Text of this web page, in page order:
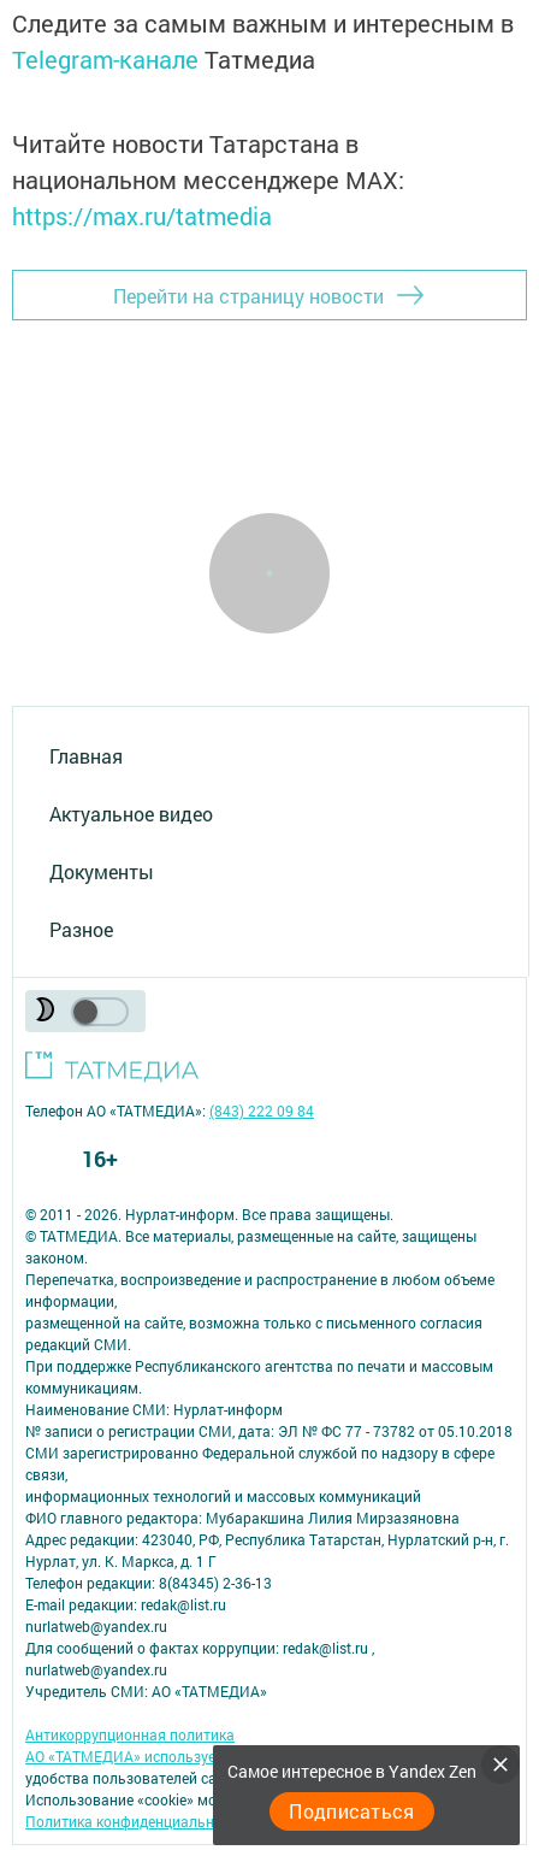
Следите за самым важным и интересным в
Telegram-канале Татмедиа
Читайте новости Татарстана в
национальном мессенджере MАХ:
https://max.ru/tatmedia
Перейти на страницу новости
Главная
Актуальное видео
Документы
Разное
Самое интересное в Yandex Zen
Подписаться
© 2011 - 2026. Нурлат-⁠информ. Все права защищены.
© ТАТМЕДИА. Все материалы, размещенные на сайте, защищены
законом.
Перепечатка, воспроизведение и распространение в любом объеме
информации,
размещенной на сайте, возможна только с письменного согласия
редакций СМИ.
При поддержке Республиканского агентства по печати и массовым
коммуникациям.
Наименование СМИ: Нурлат-⁠информ
№ записи о регистрации СМИ, дата: ЭЛ № ФС 77 -⁠ 73782 от 05.10.2018
СМИ зарегистрированно Федеральной службой по надзору в сфере
связи,
информационных технологий и массовых коммуникаций
ФИО главного редактора: Мубаракшина Лилия Мирзазяновна
Адрес редакции: 423040, РФ, Республика Татарстан, Нурлатский р-н, г.
Нурлат, ул. К. Маркса, д. 1 Г
Телефон редакции: 8(84345) 2-36-13
E-mail редакции: redak@list.ru
nurlatweb@yandex.ru
Для сообщений о фактах коррупции: redak@list.ru ,
nurlatweb@yandex.ru
Учредитель СМИ: АО «ТАТМЕДИА»
Антикоррупционная политика
АО «ТАТМЕДИА» использует «cookie»
для персонализации сервисов и
удобства пользователей сайтом.
Использование «cookie» можно отменить в настройках браузера.
Политика конфиденциальности
Телефон АО «ТАТМЕДИА»:(843) 222 09 84
16+